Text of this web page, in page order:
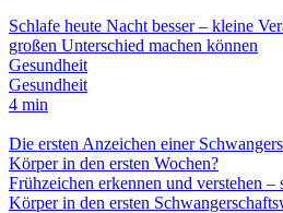
Schlafe heute Nacht besser – kleine
großen Unterschied machen können
Gesundheit
Gesundheit
4 min
Die ersten Anzeichen einer
Körper in den ersten Wochen?
Frühzeichen erkennen und verstehen –
Körper in den ersten